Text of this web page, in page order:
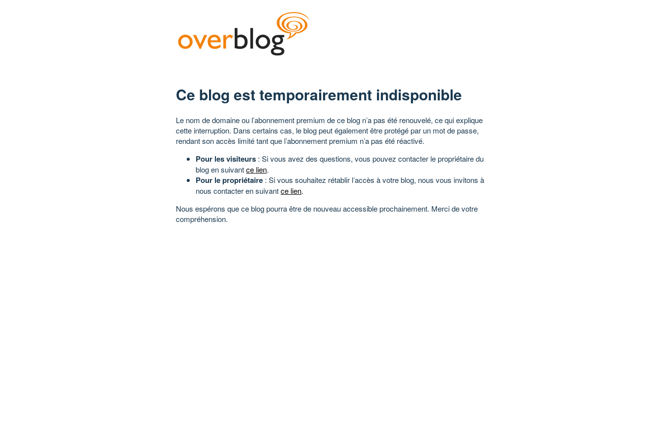
Ce blog est temporairement indisponible
Le nom de domaine ou l’abonnement premium de ce blog n’a pas été renouvelé, ce qui explique
cette interruption. Dans certains cas, le blog peut également être protégé par un mot de passe,
rendant son accès limité tant que l’abonnement premium n’a pas été réactivé.
Pour les visiteurs : Si vous avez des questions, vous pouvez contacter le propriétaire du
blog en suivantce lien.
Pour le propriétaire : Si vous souhaitez rétablir l’accès à votre blog, nous vous invitons à
nous contacter en suivantce lien.
Nous espérons que ce blog pourra être de nouveau accessible prochainement. Merci de votre
compréhension.